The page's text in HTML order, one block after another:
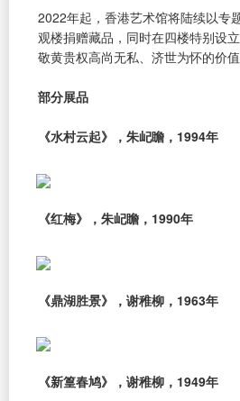
2022年起，香港艺术馆将陆续以专
观楼捐赠藏品，同时在四楼特别设
敬黄贵权高尚无私、济世为怀的价值
部分展品
《水村云起》，朱屺瞻，1994年
《红梅》，朱屺瞻，1990年
《鼎湖胜景》，谢稚柳，1963年
《新篁春鸠》，谢稚柳，1949年